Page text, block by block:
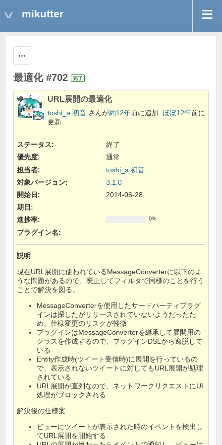
mikutter
最適化 #702 完了
URL展開の最適化
toshi_a 初音 さんが約12年前に追加. ほぼ12年前に
更新.
ステータス:
終了
優先度:
通常
担当者:
toshi_a 初音
対象バージョン:
3.1.0
開始日:
2014-06-28
期日:
進捗率:
0%
プラグイン名:
説明
現在URL展開に使われているMessageConverterに以下のよ
うな問題があるので、廃止してフィルタで同様のことを行う
ことで解決を図る。
MessageConverterを使用したサードパーティプラグ
インは探したがリリースされていないようだったた
め、仕様変更のリスクが軽微
プラグインはMessageConverterを継承して展開用の
クラスを作成するので、プラグインDSLから逸脱して
いる
Entity作成時(ツイート受信時)に展開を行っているの
で、表示されないツイートに対してもURL展開が処理
されている
URL展開が直列なので、ネットワークリクエストにUI
処理がブロックされる
解決後の仕様案
ビューにツイートが表示された時のイベントを検出し
てURL展開を開始する